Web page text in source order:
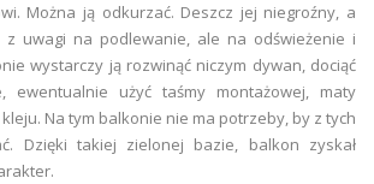
Można ją odkurzać. Deszcz jej niegroźny, a
z uwagi na podlewanie, ale na odświeżenie i
wystarczy ją rozwinąć niczym dywan, dociąć
ewentualnie użyć taśmy montażowej, maty
Na tym balkonie nie ma potrzeby, by z tych
Dzięki takiej zielonej bazie, balkon zyskał